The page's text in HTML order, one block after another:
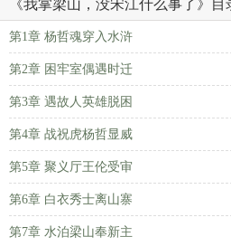
《我掌梁山，没宋江什么事了》目
第1章 杨哲魂穿入水浒
第2章 困牢室偶遇时迁
第3章 遇故人英雄脱困
第4章 战祝虎杨哲显威
第5章 聚义厅王伦受审
第6章 白衣秀士离山寨
第7章 水泊梁山奉新主